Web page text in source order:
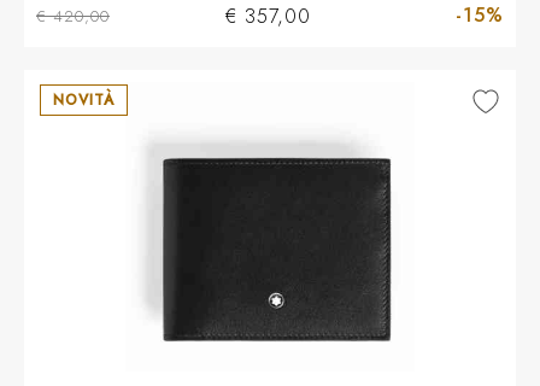
€ 420,00 € 357,00 -15%
NOVITÀ